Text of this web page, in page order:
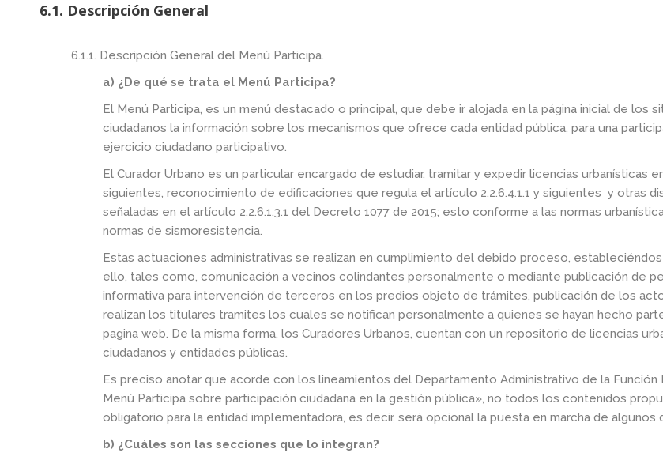
6.1. Descripción General
6.1.1. Descripción General del Menú Participa.
a) ¿De qué se trata el Menú Participa?
El Menú Participa, es un menú destacado o principal, que debe ir alojada en la página inicial de los
ciudadanos la información sobre los mecanismos que ofrece cada entidad pública, para una
ejercicio ciudadano participativo.
El Curador Urbano es un particular encargado de estudiar, tramitar y expedir licencias urbanísticas
siguientes, reconocimiento de edificaciones que regula el artículo 2.2.6.4.1.1 y siguientes y otras
señaladas en el artículo 2.2.6.1.3.1 del Decreto 1077 de 2015; esto conforme a las normas
normas de sismoresistencia.
Estas actuaciones administrativas se realizan en cumplimiento del debido proceso,
ello, tales como, comunicación a vecinos colindantes personalmente o mediante publicación de
informativa para intervención de terceros en los predios objeto de trámites, publicación de los
realizan los titulares tramites los cuales se notifican personalmente a quienes se hayan hecho
pagina web. De la misma forma, los Curadores Urbanos, cuentan con un repositorio de licencias
ciudadanos y entidades públicas.
Es preciso anotar que acorde con los lineamientos del Departamento Administrativo de la
Menú Participa sobre participación ciudadana en la gestión pública», no todos los contenidos
obligatorio para la entidad implementadora, es decir, será opcional la puesta en marcha de algunos
b) ¿Cuáles son las secciones que lo integran?